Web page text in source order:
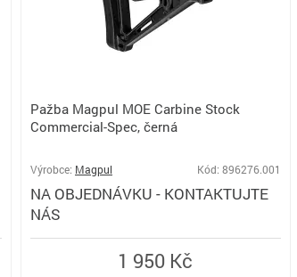
Pažba Magpul MOE Carbine Stock
Commercial-Spec, černá
Výrobce: Magpul Kód: 896276.001
NA OBJEDNÁVKU - KONTAKTUJTE
NÁS
1 950 Kč